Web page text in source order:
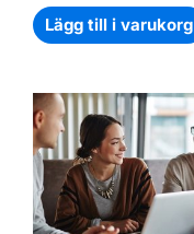
Lägg till i varukorg